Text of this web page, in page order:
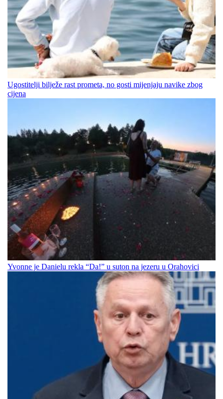
Ugostitelji bilježe rast prometa, no gosti mijenjaju navike zbog
cijena
Yvonne je Danielu rekla “Da!” u suton na jezeru u Orahovici